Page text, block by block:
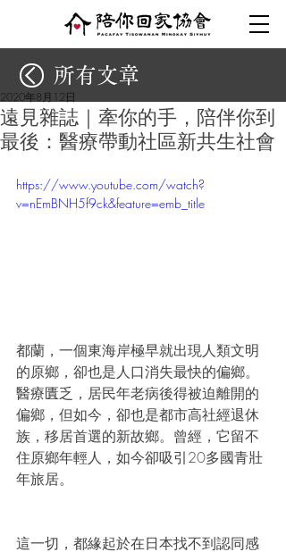
遠見雜誌｜牽你的手，陪伴你到
最後：醫療帶動社區新共生社會
2020年8月12日
https://www.youtube.com/watch?
v=nEmBNH5f9ck&feature=emb_title
都蘭，一個東海岸極早就出現人類文明
的原鄉，卻也是人口消失最快的偏鄉。
醫療匱乏，居民年老病後得被迫離開的
偏鄉，但如今，卻也是都市高社經退休
族，移居首選的新故鄉。曾經，它留不
住原鄉年輕人，如今卻吸引20多國青壯
年旅居。
這一切，都緣起於在日本找不到認同感
所有文章